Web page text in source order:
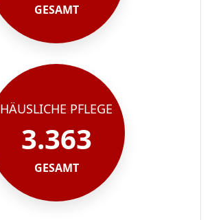
GESAMT
HÄUSLICHE PFLEGE
3.363
GESAMT